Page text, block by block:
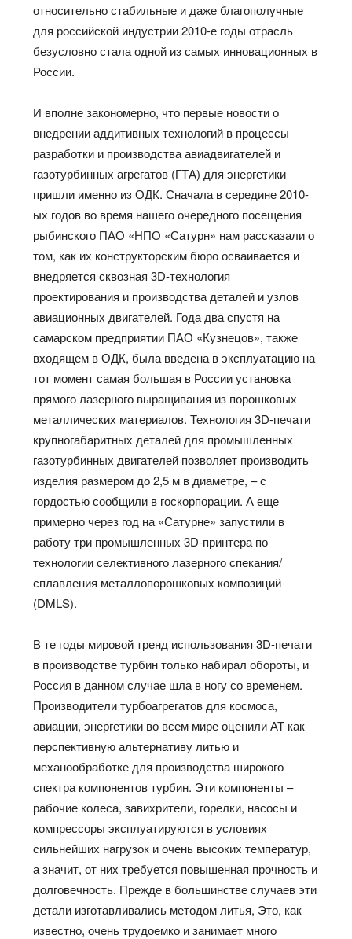
относительно стабильные и даже благополучные
для российской индустрии 2010-е годы отрасль
безусловно стала одной из самых инновационных в
России.
И вполне закономерно, что первые новости о
внедрении аддитивных технологий в процессы
разработки и производства авиадвигателей и
газотурбинных агрегатов (ГТА) для энергетики
пришли именно из ОДК. Сначала в середине 2010-
ых годов во время нашего очередного посещения
рыбинского ПАО «НПО «Сатурн» нам рассказали о
том, как их конструкторским бюро осваивается и
внедряется сквозная 3D-технология
проектирования и производства деталей и узлов
авиационных двигателей. Года два спустя на
самарском предприятии ПАО «Кузнецов», также
входящем в ОДК, была введена в эксплуатацию на
тот момент самая большая в России установка
прямого лазерного выращивания из порошковых
металлических материалов. Технология 3D-печати
крупногабаритных деталей для промышленных
газотурбинных двигателей позволяет производить
изделия размером до 2,5 м в диаметре, – с
гордостью сообщили в госкорпорации. А еще
примерно через год на «Сатурне» запустили в
работу три промышленных 3D-принтера по
технологии селективного лазерного спекания/
сплавления металлопорошковых композиций
(DMLS).
В те годы мировой тренд использования 3D-печати
в производстве турбин только набирал обороты, и
Россия в данном случае шла в ногу со временем.
Производители турбоагрегатов для космоса,
авиации, энергетики во всем мире оценили АТ как
перспективную альтернативу литью и
механообработке для производства широкого
спектра компонентов турбин. Эти компоненты –
рабочие колеса, завихрители, горелки, насосы и
компрессоры эксплуатируются в условиях
сильнейших нагрузок и очень высоких температур,
а значит, от них требуется повышенная прочность и
долговечность. Прежде в большинстве случаев эти
детали изготавливались методом литья, Это, как
известно, очень трудоемко и занимает много